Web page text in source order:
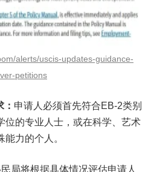
alerts/uscis-updates-guidance-
petitions
申请人必须首先符合EB-2类别
位的专业人士，或在科学、艺术
力的个人。
局将根据具体情况评估申请人